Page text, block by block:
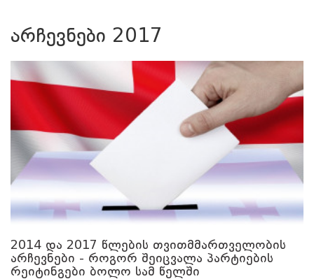
არჩევნები 2017
2014 და 2017 წლების თვითმმართველობის
არჩევნები - როგორ შეიცვალა პარტიების
რეიტინგები ბოლო სამ წელში